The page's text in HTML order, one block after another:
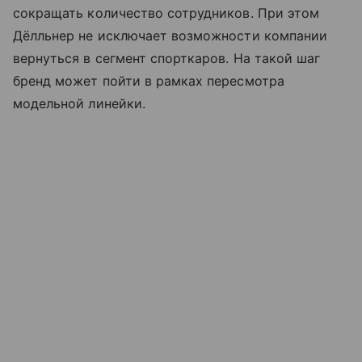
сокращать количество сотрудников. При этом
Дёлльнер не исключает возможности компании
вернуться в сегмент спорткаров. На такой шаг
бренд может пойти в рамках пересмотра
модельной линейки.